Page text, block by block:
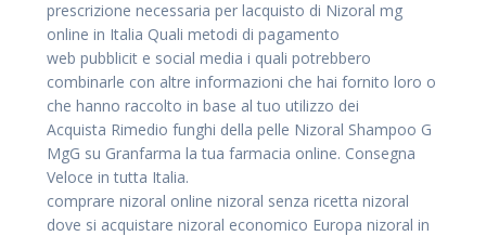
prescrizione necessaria per lacquisto di Nizoral mg
online in Italia Quali metodi di pagamento
web pubblicit e social media i quali potrebbero
combinarle con altre informazioni che hai fornito loro o
che hanno raccolto in base al tuo utilizzo dei
Acquista Rimedio funghi della pelle Nizoral Shampoo G
MgG su Granfarma la tua farmacia online. Consegna
Veloce in tutta Italia.
comprare nizoral online nizoral senza ricetta nizoral
dove si acquistare nizoral economico Europa nizoral in